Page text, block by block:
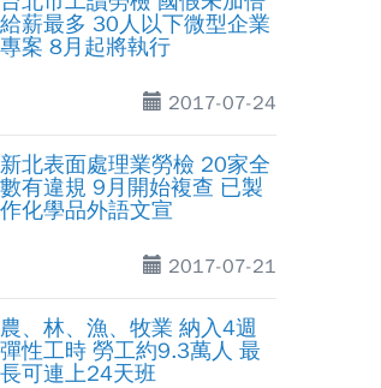
給薪最多 30人以下微型企業
專案 8月起將執行
2017-07-24
新北表面處理業勞檢 20家全
數有違規 9月開始複查 已製
作化學品外語文宣
2017-07-21
農、林、漁、牧業 納入4週
彈性工時 勞工約9.3萬人 最
長可連上24天班